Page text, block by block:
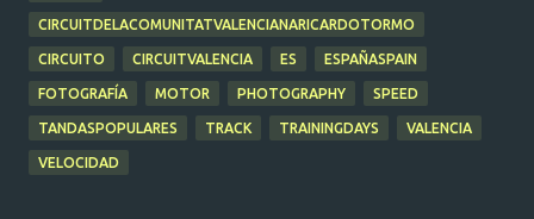
CIRCUITDELACOMUNITATVALENCIANARICARDOTORMO
CIRCUITO CIRCUITVALENCIA ES ESPAÑASPAIN
FOTOGRAFÍA MOTOR PHOTOGRAPHY SPEED
TANDASPOPULARES TRACK TRAININGDAYS VALENCIA
VELOCIDAD